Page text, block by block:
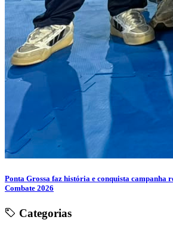
Ponta Grossa faz história e conquista campanha
Combate 2026
Categorias